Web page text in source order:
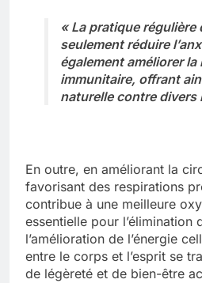
« La pratique
seulement réduire
également améliorer la
immunitaire, offrant
naturelle contre divers
En outre, en améliorant la
favorisant des respirations
contribue à une meilleure
essentielle pour l’élimination
l’amélioration de l’énergie
entre le corps et l’esprit se
de légèreté et de bien-être